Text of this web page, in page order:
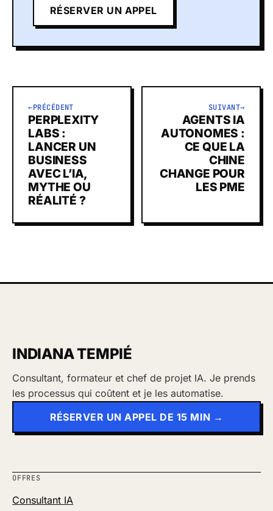
RÉSERVER UN APPEL
←PRÉCÉDENT
PERPLEXITY
LABS :
LANCER UN
BUSINESS
AVEC L’IA,
MYTHE OU
RÉALITÉ ?
SUIVANT→
AGENTS IA
AUTONOMES :
CE QUE LA
CHINE
CHANGE POUR
LES PME
INDIANA TEMPIÉ
Consultant, formateur et chef de projet IA. Je prends
les processus qui coûtent et je les automatise.
RÉSERVER UN APPEL DE 15 MIN →
OFFRES
Consultant IA